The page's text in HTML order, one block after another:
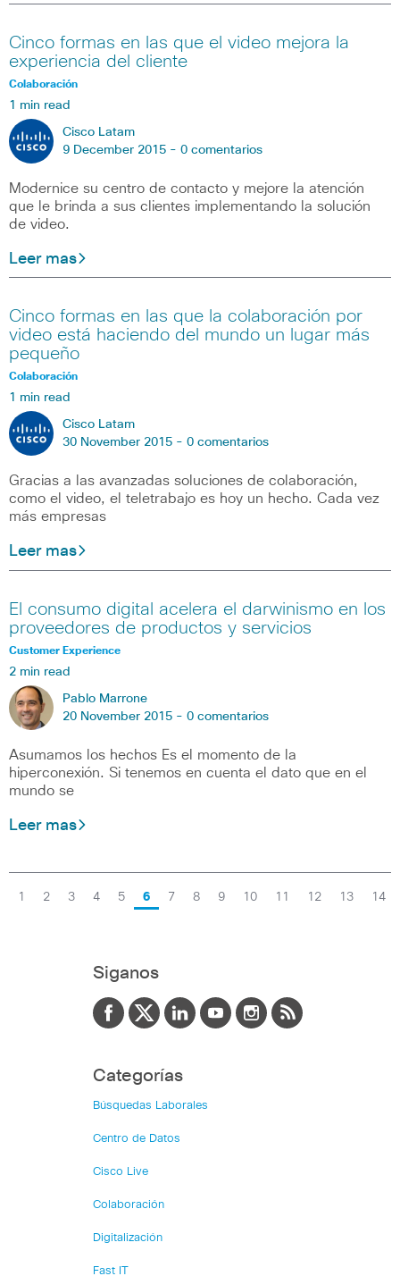
Cinco formas en las que el video mejora la
experiencia del cliente
Colaboración
1 min read
Cisco Latam
9 December 2015 - 0 comentarios
Modernice su centro de contacto y mejore la atención
que le brinda a sus clientes implementando la solución
de video.
Leer mas
Cinco formas en las que la colaboración por
video está haciendo del mundo un lugar más
pequeño
Colaboración
1 min read
Cisco Latam
30 November 2015 - 0 comentarios
Gracias a las avanzadas soluciones de colaboración,
como el video, el teletrabajo es hoy un hecho. Cada vez
más empresas
Leer mas
El consumo digital acelera el darwinismo en los
proveedores de productos y servicios
Customer Experience
2 min read
Pablo Marrone
20 November 2015 - 0 comentarios
Asumamos los hechos Es el momento de la
hiperconexión. Si tenemos en cuenta el dato que en el
mundo se
Leer mas
1 2 3 4 5 6 7 8 9 10 11 12 13 14
Siganos
Categorías
Búsquedas Laborales
Centro de Datos
Cisco Live
Colaboración
Digitalización
Fast IT